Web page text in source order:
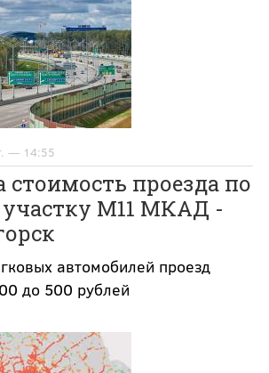
— 14:55
стоимость проезда по
М11 МКАД -
автомобилей проезд
до 500 рублей